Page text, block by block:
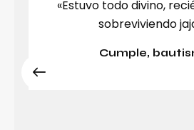
«Estuvo todo divino,
sobreviviendo
Cumple,